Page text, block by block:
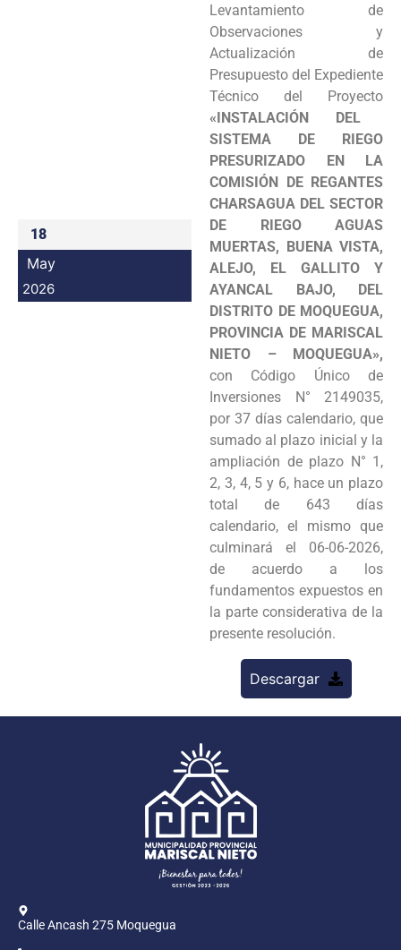
18
May
2026
Levantamiento de
Observaciones y
Actualización de
Presupuesto del Expediente
Técnico del Proyecto
«INSTALACIÓN DEL
SISTEMA DE RIEGO
PRESURIZADO EN LA
COMISIÓN DE REGANTES
CHARSAGUA DEL SECTOR
DE RIEGO AGUAS
MUERTAS, BUENA VISTA,
ALEJO, EL GALLITO Y
AYANCAL BAJO, DEL
DISTRITO DE MOQUEGUA,
PROVINCIA DE MARISCAL
NIETO – MOQUEGUA»,
con Código Único de
Inversiones N° 2149035,
por 37 días calendario, que
sumado al plazo inicial y la
ampliación de plazo N° 1,
2, 3, 4, 5 y 6, hace un plazo
total de 643 días
calendario, el mismo que
culminará el 06-06-2026,
de acuerdo a los
fundamentos expuestos en
la parte considerativa de la
presente resolución.
Descargar
Calle Ancash 275 Moquegua